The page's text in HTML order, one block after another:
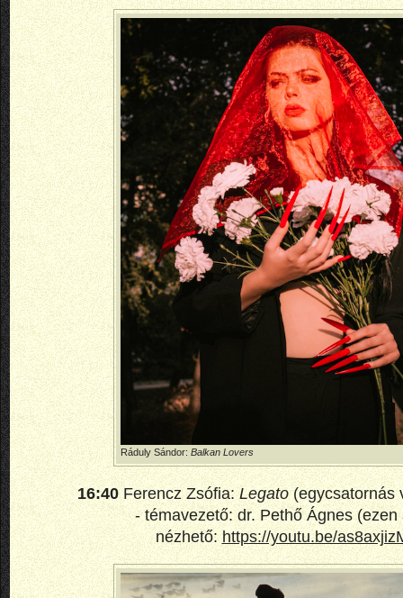
Ráduly Sándor: Balkan Lovers
16:40Ferencz Zsófia:Legato(egycsatornás
- témavezető: dr. Pethő Ágnes (ezen
nézhető:https://youtu.be/